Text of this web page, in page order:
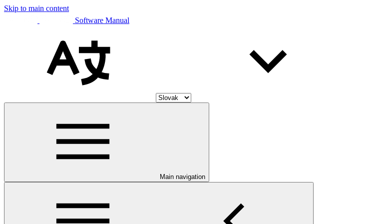
Skip to main content
Software Manual
Main navigation